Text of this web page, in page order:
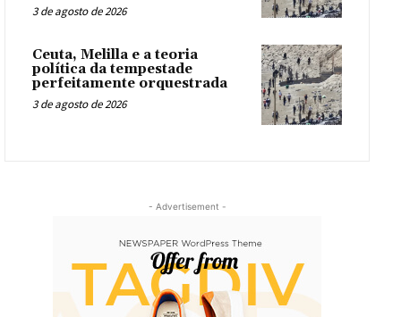
3 de agosto de 2026
Ceuta, Melilla e a teoria
política da tempestade
perfeitamente orquestrada
3 de agosto de 2026
- Advertisement -